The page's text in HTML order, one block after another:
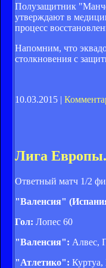
Полузащитник
утверждают в
процесс
Напомним, что
столкновения с
10.03.2015 |
Лига
Ответный матч 1/2
"Валенсия"
Гол: Лопес 60
"Валенсия": Алвес,
"Атлетико":